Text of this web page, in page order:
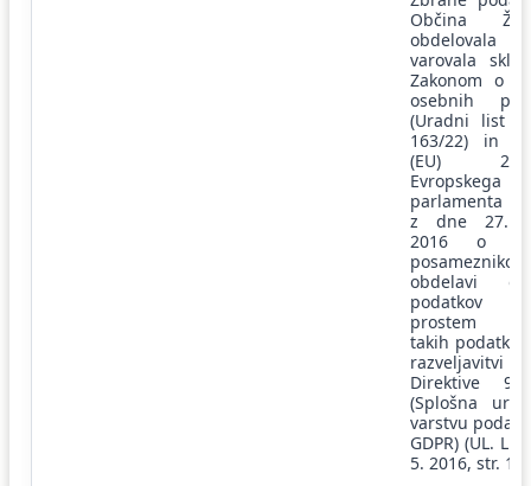
Občina
varovala
Zakonom o
osebnih
(Uradni list
163/22) in
(EU)
Evropskega
parlamenta in
z dne 27.
2016 o
obdelavi
podatkov
prostem
takih
razveljavitvi
Direktive 95/
(Splošna
varstvu
GDPR) (UL. L.
5. 2016, str.